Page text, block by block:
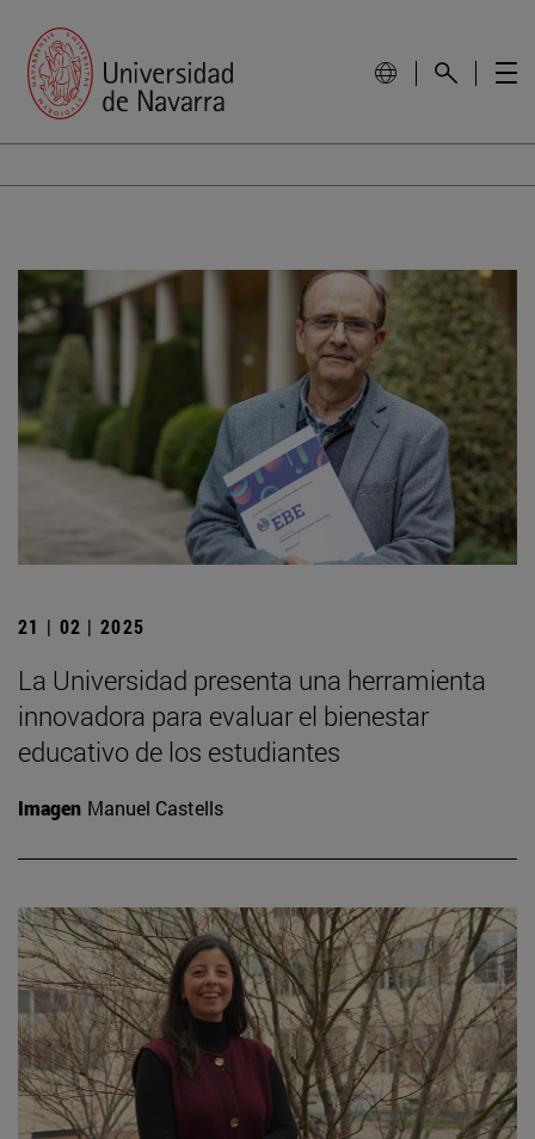
21 | 02 | 2025
La Universidad presenta una herramienta
innovadora para evaluar el bienestar
educativo de los estudiantes
Imagen Manuel Castells